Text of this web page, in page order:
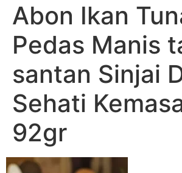
Abon Ikan
Pedas Manis
santan Sinjai
Sehati
92gr